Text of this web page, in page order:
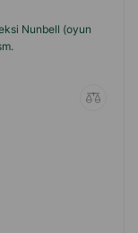
Nunbell (oyun